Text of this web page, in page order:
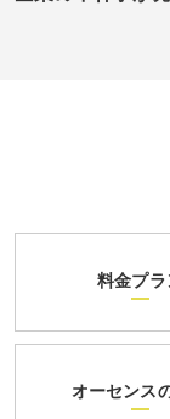
料金プラ
オーセンス